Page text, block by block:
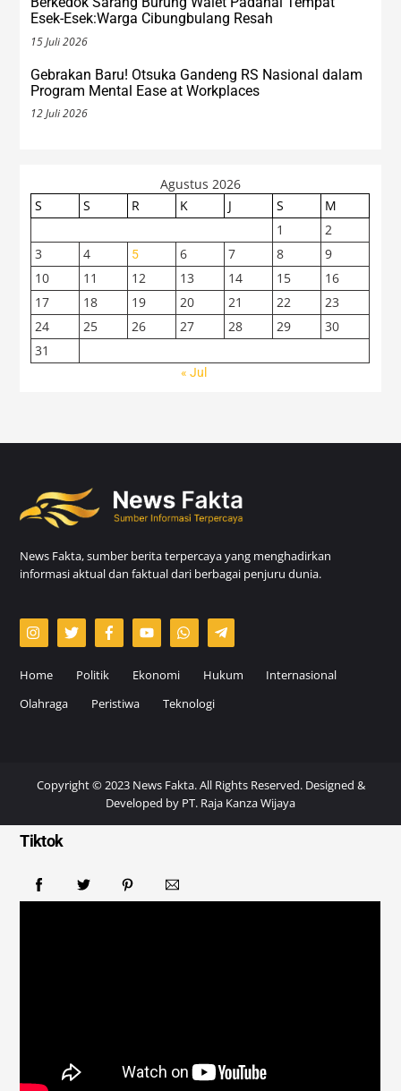
Esek-Esek:Warga Cibungbulang Resah
15 Juli 2026
Gebrakan Baru! Otsuka Gandeng RS Nasional dalam
Program Mental Ease at Workplaces
12 Juli 2026
Agustus 2026
S
S R K J S
M
1
2
3
4 5 6 7 8
9
10
11 12 13 14 15
16
17
18 19 20 21 22
23
24
25 26 27 28 29
30
31
« Jul
News Fakta, sumber berita terpercaya yang menghadirkan
informasi aktual dan faktual dari berbagai penjuru dunia.
Home Politik Ekonomi Hukum
Internasional
Olahraga
Peristiwa Teknologi
Copyright © 2023 News Fakta. All Rights Reserved. Designed &
Developed by PT. Raja Kanza Wijaya
Tiktok